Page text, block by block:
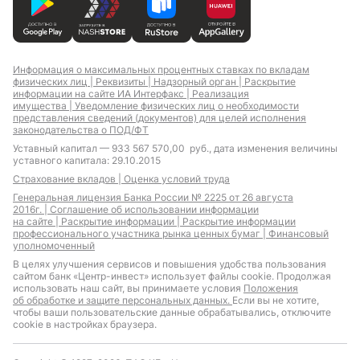
Кредит на 150 000
рублей
Кредит на 200 000
рублей
Кредит на 250 000
Кредит на 300 000
Кредит на 400 000
рублей
Кредит на 500 000
рублей
Кредит на лечение
Кредит на отпуск
Кредит на свадьбу
Кредит на ремонт
Кредит наличными с 20
лет
Кредит наличными c 18
Кредит наличными c 19
лет
Кредит наличными c 21
года
Информация о максимальных процентных ставках по вкладам
физических лиц | Реквизиты | Надзорный орган | Раскрытие
информации на сайте ИА Интерфакс | Реализация
имущества | Уведомление физических лиц о необходимости
представления сведений (документов) для целей исполнения
законодательства о ПОД/ФТ
Уставный капитал — 933 567 570,00 руб., дата изменения величины
уставного капитала: 29.10.2015
Страхование вкладов | Оценка условий труда
Генеральная лицензия Банка России № 2225 от 26 августа
2016г. | Соглашение об использовании информации
на сайте | Раскрытие информации | Раскрытие информации
профессионального участника рынка ценных бумаг | Финансовый
уполномоченный
В целях улучшения сервисов и повышения удобства пользования
сайтом банк «Центр-инвест» использует файлы cookie. Продолжая
использовать наш сайт, вы принимаете условия Положения
об обработке и защите персональных данных. Если вы не хотите,
чтобы ваши пользовательские данные обрабатывались, отключите
cookie в настройках браузера.